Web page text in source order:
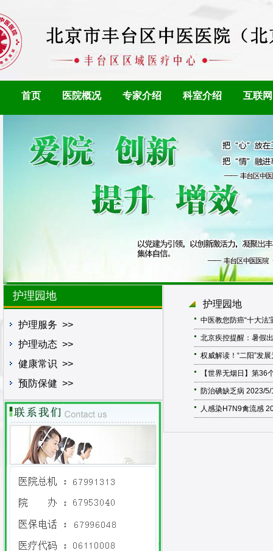
首页 医院概况 专家介绍 科室介绍 互联
护理园地
护理服务 >>
护理动态>>
健康常识 >>
预防保健 >>
护理园地
中医教您防癌“十大法
北京疾控提醒：暑假
权威解读！“二阳”发
【世界无烟日】第36
防治碘缺乏病2023/5/
人感染H7N9禽流感